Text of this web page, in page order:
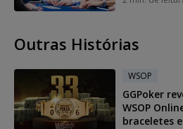
Outras Histórias
WSOP
GGPoker
WSOP
braceletes